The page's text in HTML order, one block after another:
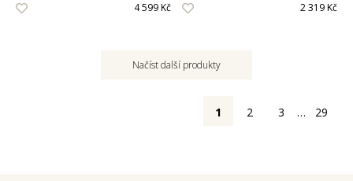
4 599 Kč
2 319 Kč
Načíst další produkty
1 2 3 … 29